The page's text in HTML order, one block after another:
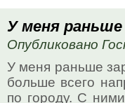
У меня
Опубликовано
У меня раньше
больше всего
по городу. С